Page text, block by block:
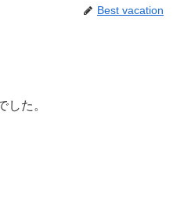
Best vacation
した。